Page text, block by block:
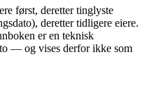
først, deretter tinglyste
deretter tidligere eiere.
er en teknisk
— og vises derfor ikke som